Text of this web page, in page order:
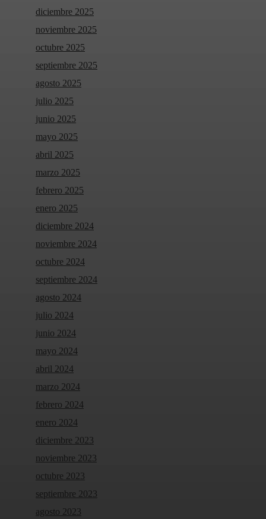
diciembre 2025
noviembre 2025
octubre 2025
septiembre 2025
agosto 2025
julio 2025
junio 2025
mayo 2025
abril 2025
marzo 2025
febrero 2025
enero 2025
diciembre 2024
noviembre 2024
octubre 2024
septiembre 2024
agosto 2024
julio 2024
junio 2024
mayo 2024
abril 2024
marzo 2024
febrero 2024
enero 2024
diciembre 2023
noviembre 2023
octubre 2023
septiembre 2023
agosto 2023